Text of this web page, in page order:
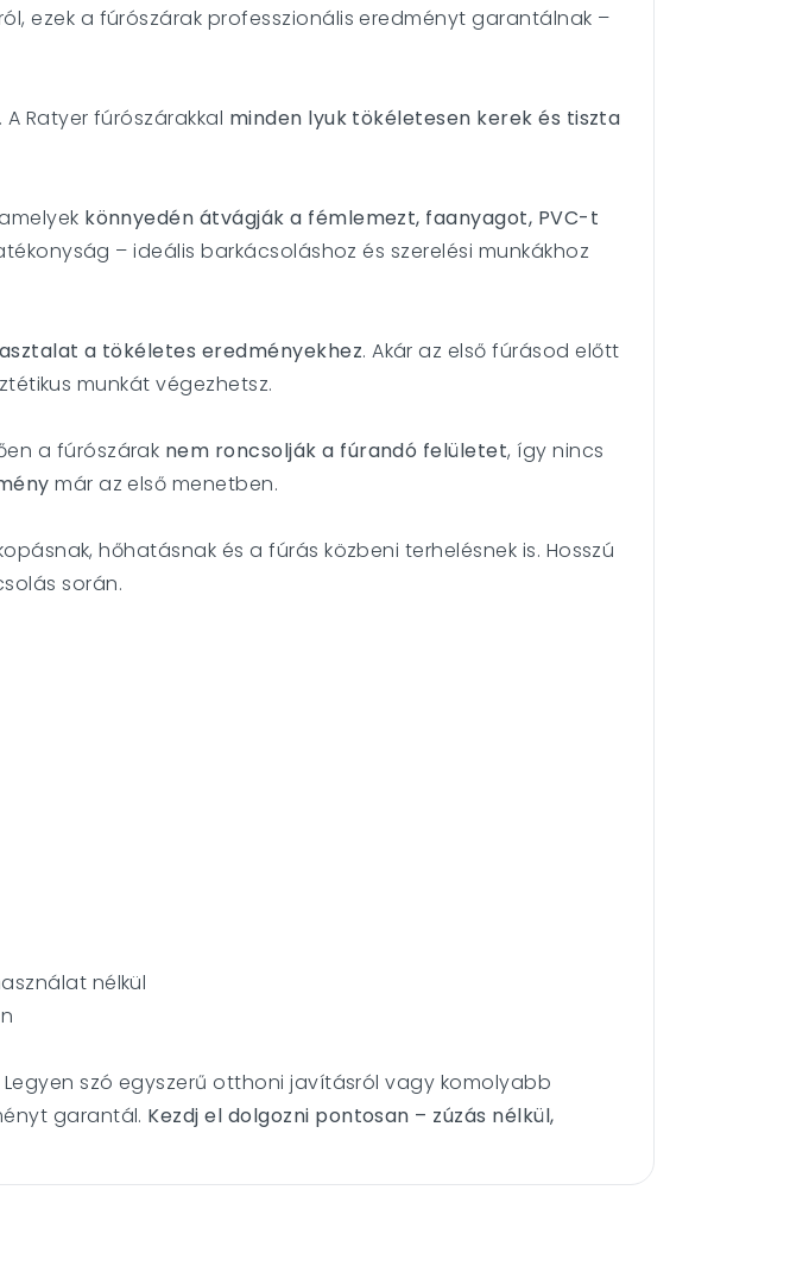
ezek a fúrószárak professzionális eredményt garantálnak –
Ratyer fúrószárakkal minden lyuk tökéletesen kerek és tiszta
könnyedén átvágják a fémlemezt, faanyagot, PVC-t
– ideális barkácsoláshoz és szerelési munkákhoz
a tökéletes eredményekhez. Akár az első fúrásod előtt
munkát végezhetsz.
a fúrószárak nem roncsolják a fúrandó felületet, így nincs
már az első menetben.
hőhatásnak és a fúrás közbeni terhelésnek is. Hosszú
során.
nélkül
szó egyszerű otthoni javításról vagy komolyabb
garantál. Kezdj el dolgozni pontosan – zúzás nélkül,